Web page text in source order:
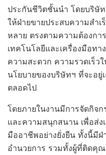
ประกันชีวิตชั้นนำ โดยบริษั
ให้ฝ่ายขายประสบความสำ
หลาย ตรงตามความต้องก
เทคโนโลยีและเครื่องมือทา
ความสะดวก ความรวดเร็ว
นโยบายของบริษัทฯ ที่จะอ
ตลอดไป
โดยภายในงานมีการจัดกิจ
และความสนุกสนาน เพื่อส่ง
มืออาชีพอย่างยั่งยืน ทั้งนี้มีฝ่
อำนวยการ รวมทั้งผู้ที่ติดคุ